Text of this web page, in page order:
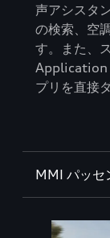
声アシスタ
の検索、空
す。また、
Application
プリを直接
MMI パッセ